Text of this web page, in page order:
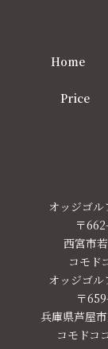
Home
Price
オッジゴ
〒
西宮市
コモド
オッジゴ
〒
兵庫県芦屋
コモドコ